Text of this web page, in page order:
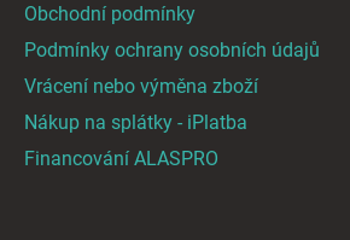
i
Obchodní podmínky
Podmínky ochrany osobních údajů
Vrácení nebo výměna zboží
Nákup na splátky - iPlatba
Financování ALASPRO